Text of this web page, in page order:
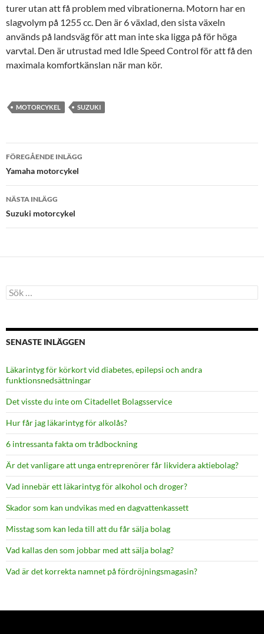
turer utan att få problem med vibrationerna. Motorn har en
slagvolym på 1255 cc. Den är 6 växlad, den sista växeln
används på landsväg för att man inte ska ligga på för höga
varvtal. Den är utrustad med Idle Speed Control för att få den
maximala komfortkänslan när man kör.
MOTORCYKEL SUZUKI
Inläggsnavigering
FÖREGÅENDE INLÄGG
Yamaha motorcykel
NÄSTA INLÄGG
Suzuki motorcykel
Sök
efter:
SENASTE INLÄGGEN
Läkarintyg för körkort vid diabetes, epilepsi och andra
funktionsnedsättningar
Det visste du inte om Citadellet Bolagsservice
Hur får jag läkarintyg för alkolås?
6 intressanta fakta om trådbockning
Är det vanligare att unga entreprenörer får likvidera aktiebolag?
Vad innebär ett läkarintyg för alkohol och droger?
Skador som kan undvikas med en dagvattenkassett
Misstag som kan leda till att du får sälja bolag
Vad kallas den som jobbar med att sälja bolag?
Vad är det korrekta namnet på fördröjningsmagasin?